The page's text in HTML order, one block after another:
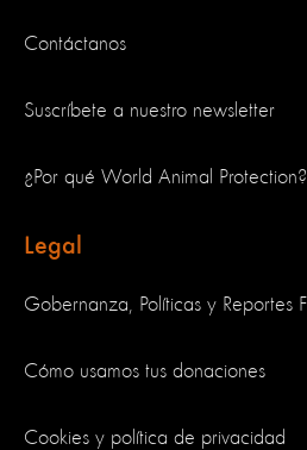
Contáctanos
Suscríbete a nuestro newsletter
¿Por qué World Animal Protection?
Legal
Gobernanza, Políticas y Reportes
Cómo usamos tus donaciones
Cookies y política de privacidad